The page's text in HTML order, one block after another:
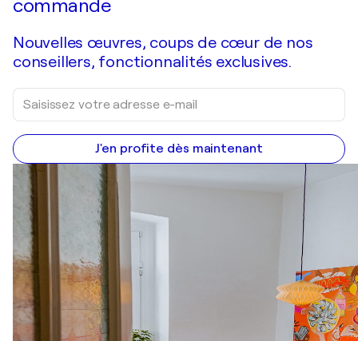
commande
Nouvelles œuvres, coups de cœur de nos
conseillers, fonctionnalités exclusives.
J'en profite dès maintenant